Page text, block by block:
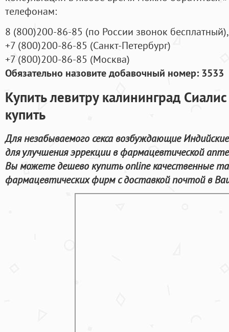
телефонам:
8 (800)200-86-85 (по России звонок бесплатный),
+7 (800)200-86-85 (Санкт-Петербург)
+7 (800)200-86-85 (Москва)
Обязательно назовите добавочный номер: 3533
Купить левитру калининград
купить
Для незабываемого секса возбуждающие
для улучшения эррекции в фармацевтической
Вы можете дешево купить online качественные
фармацевтических фирм с доставкой почтой в